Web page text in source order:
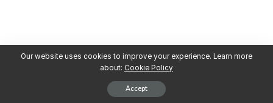
Our website uses cookies to improve your experience. Learn more
about: Cookie Policy
Accept